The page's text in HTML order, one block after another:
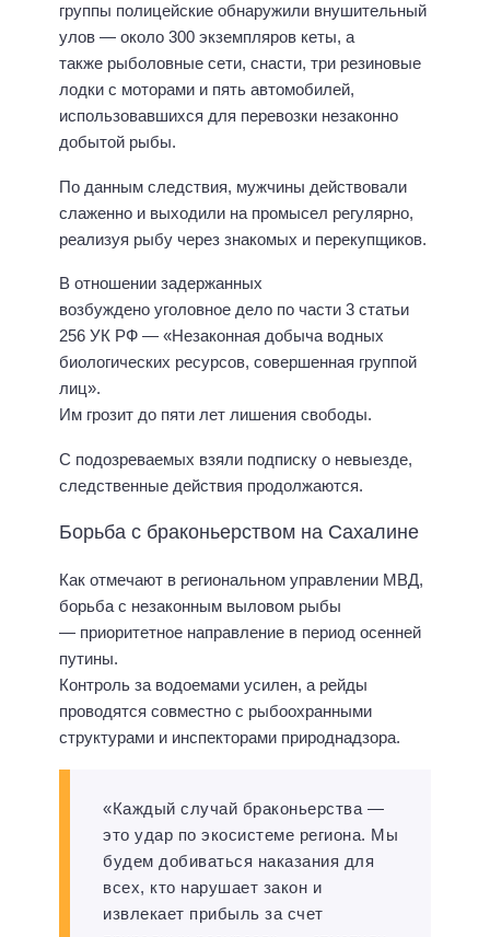
группы полицейские обнаружили внушительный
улов — около 300 экземпляров кеты, а
также рыболовные сети, снасти, три резиновые
лодки с моторами и пять автомобилей,
использовавшихся для перевозки незаконно
добытой рыбы.
По данным следствия, мужчины действовали
слаженно и выходили на промысел регулярно,
реализуя рыбу через знакомых и перекупщиков.
В отношении задержанных
возбуждено уголовное дело по части 3 статьи
256 УК РФ — «Незаконная добыча водных
биологических ресурсов, совершенная группой
лиц».
Им грозит до пяти лет лишения свободы.
С подозреваемых взяли подписку о невыезде,
следственные действия продолжаются.
Борьба с браконьерством на Сахалине
Как отмечают в региональном управлении МВД,
борьба с незаконным выловом рыбы
— приоритетное направление в период осенней
путины.
Контроль за водоемами усилен, а рейды
проводятся совместно с рыбоохранными
структурами и инспекторами природнадзора.
«Каждый случай браконьерства —
это удар по экосистеме региона. Мы
будем добиваться наказания для
всех, кто нарушает закон и
извлекает прибыль за счет